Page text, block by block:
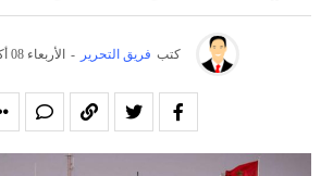
كتب فريق التحرير - الأربعاء 08 أكتوبر 7:43 م